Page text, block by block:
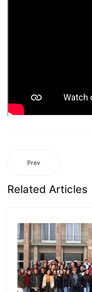
Prev
Related Articles